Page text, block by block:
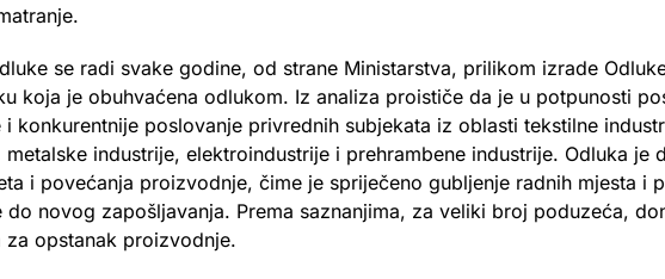
se radi svake godine, od strane Ministarstva, prilikom izrade
koja je obuhvaćena odlukom. Iz analiza proističe da je u potpunosti
konkurentnije poslovanje privrednih subjekata iz oblasti tekstilne
metalske industrije, elektroindustrije i prehrambene industrije. Odluka je
i povećanja proizvodnje, čime je spriječeno gubljenje radnih mjesta i
novog zapošljavanja. Prema saznanjima, za veliki broj poduzeća,
za opstanak proizvodnje.